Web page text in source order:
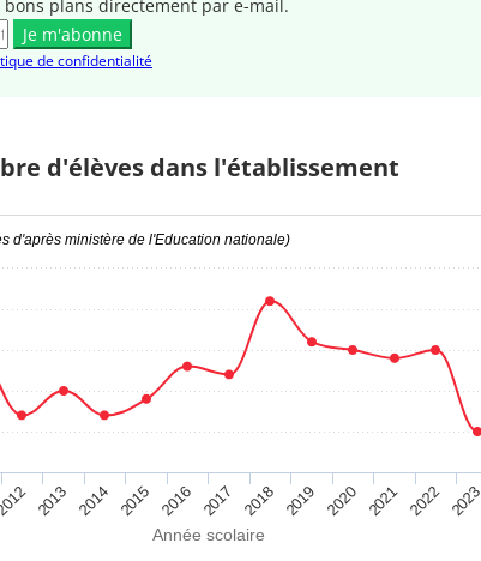
bons plans directement par e-mail.
Je m'abonne
de confidentialité
d'élèves dans l'établissement
Année scolaire
d'après ministère de l'Education nationale)
2013 2014 2015 2016 2017 2018 2019 2020 2021 2022 2023